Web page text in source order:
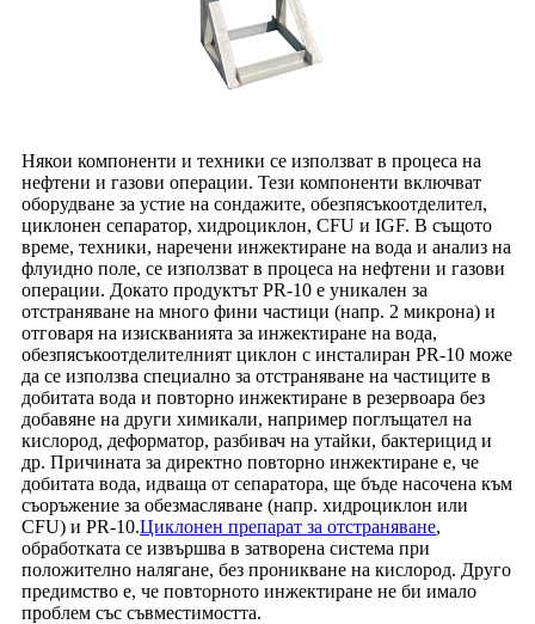
Някои компоненти и техники се използват в процеса на
нефтени и газови операции. Тези компоненти включват
оборудване за устие на сондажите, обезпясъкоотделител,
циклонен сепаратор, хидроциклон, CFU и IGF. В същото
време, техники, наречени инжектиране на вода и анализ на
флуидно поле, се използват в процеса на нефтени и газови
операции. Докато продуктът PR-10 е уникален за
отстраняване на много фини частици (напр. 2 микрона) и
отговаря на изискванията за инжектиране на вода,
обезпясъкоотделителният циклон с инсталиран PR-10 може
да се използва специално за отстраняване на частиците в
добитата вода и повторно инжектиране в резервоара без
добавяне на други химикали, например поглъщател на
кислород, деформатор, разбивач на утайки, бактерицид и
др. Причината за директно повторно инжектиране е, че
добитата вода, идваща от сепаратора, ще бъде насочена към
съоръжение за обезмасляване (напр. хидроциклон или
CFU) и PR-10.Циклонен препарат за отстраняване,
обработката се извършва в затворена система при
положително налягане, без проникване на кислород. Друго
предимство е, че повторното инжектиране не би имало
проблем със съвместимостта.